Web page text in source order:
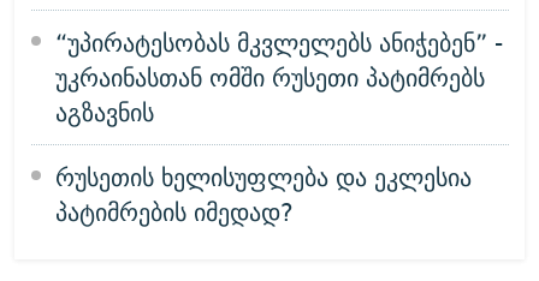
“უპირატესობას მკვლელებს ანიჭებენ” -
უკრაინასთან ომში რუსეთი პატიმრებს
აგზავნის
რუსეთის ხელისუფლება და ეკლესია
პატიმრების იმედად?